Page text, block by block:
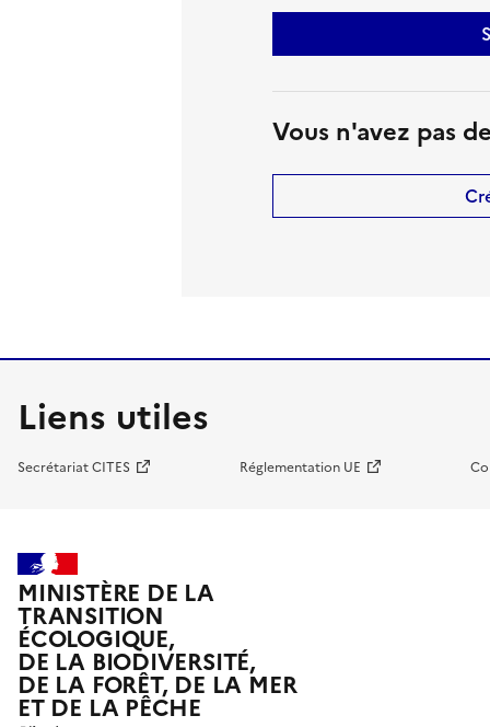
Vous n'avez pas
Liens utiles
Secrétariat CITES Réglementation UE
MINISTÈRE DE LA
TRANSITION
ÉCOLOGIQUE,
DE LA BIODIVERSITÉ,
DE LA FORÊT, DE LA MER
ET DE LA PÊCHE